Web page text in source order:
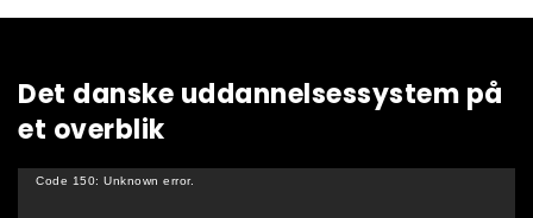
Det danske uddannelsessystem på
et overblik
Videoafspiller
Code 150: Unknown error.